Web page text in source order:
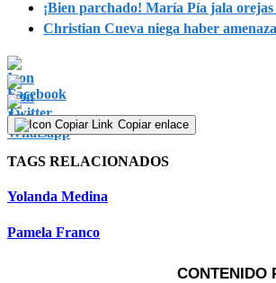
¡Bien parchado! María Pía jala
Christian Cueva niega haber
Copiar enlace
TAGS RELACIONADOS
Yolanda Medina
Pamela Franco